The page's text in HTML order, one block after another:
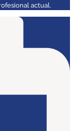
actual.